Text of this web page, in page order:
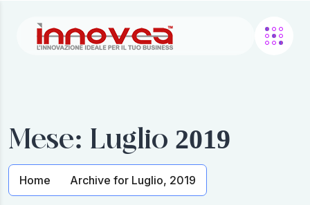
Mese: Luglio 2019
Home Archive for Luglio, 2019